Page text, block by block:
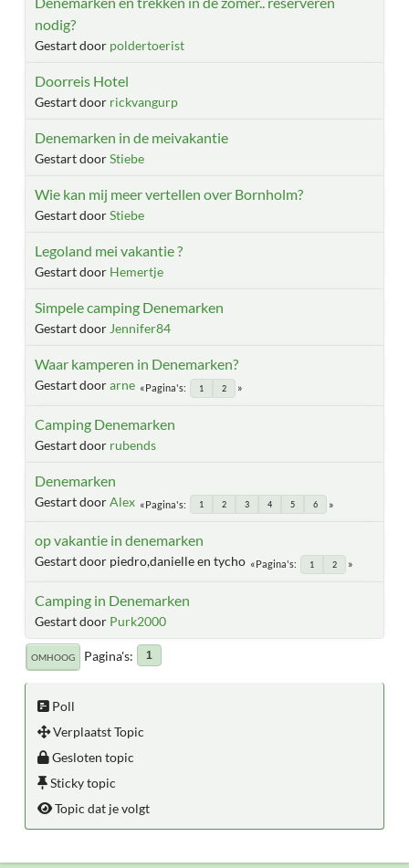
nodig?
Gestart door poldertoerist
Doorreis Hotel
Gestart door rickvangurp
Denemarken in de meivakantie
Gestart doorStiebe
Wie kan mij meer vertellen over Bornholm?
Gestart doorStiebe
Legoland mei vakantie ?
Gestart door Hemertje
Simpele camping Denemarken
Gestart door Jennifer84
Waar kamperen in Denemarken?
Gestart doorarne Pagina's 1 2
Camping Denemarken
Gestart door rubends
Denemarken
Gestart doorAlex Pagina's 1 2 3 4 5 6
op vakantie in denemarken
Gestart door piedro,danielle en tycho Pagina's 1 2
Camping in Denemarken
Gestart door Purk2000
OMHOOG Pagina's 1
Poll
Verplaatst Topic
Gesloten topic
Sticky topic
Topic dat je volgt